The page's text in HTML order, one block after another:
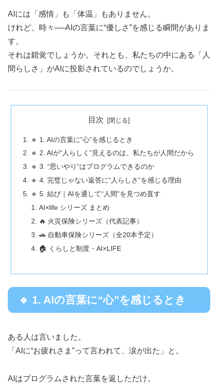
AIには「感情」も「体温」もありません。
けれど、時々──AIの言葉に“優しさ”を感じる瞬間がありま
す。
それは錯覚でしょうか。それとも、私たちの中にある「人
間らしさ」がAIに投影されているのでしょうか。
目次
🔹 1. AIの言葉に“心”を感じるとき
🔹 2. AIが“人らしく”見えるのは、私たちが人間だから
🔹 3. “思いやり”はプログラムできるのか
🔹 4. 完璧じゃない返答に“人らしさ”を感じる理由
🔹 5. 結び｜AIを通して“人間”を見つめ直す
AI×life シリーズ まとめ
🔥 火災保険シリーズ（代表記事）
🚗 自動車保険シリーズ（全20本予定）
🏠 くらしと制度・AI×LIFE
🔹 1. AIの言葉に“心”を感じるとき
ある人は言いました。
「AIに“お疲れさま”って言われて、涙が出た」と。
AIはプログラムされた言葉を返しただけ。